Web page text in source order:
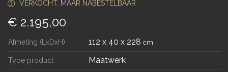
VERKOCHT, MAAR NABESTELBAAR
€ 2.195,00
Afmeting (LxDxH) 112 x 40 x 228 cm
Type product Maatwerk